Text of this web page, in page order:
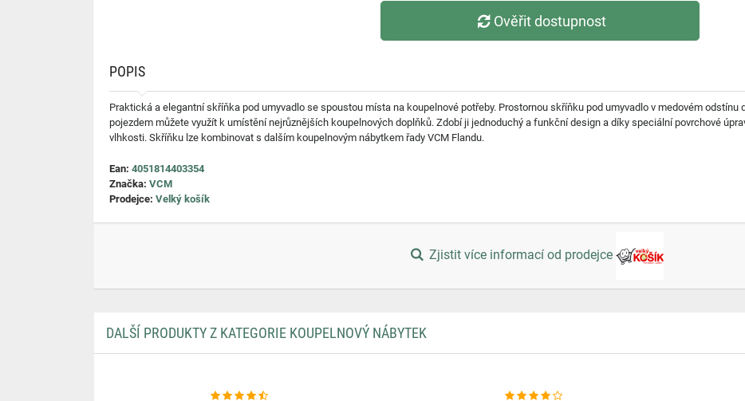
Ověřit dostupnost
POPIS
Praktická a elegantní skříňka pod umyvadlo se spoustou místa na koupelnové potřeby. Prostornou skříňku pod umyvadlo v medovém odstínu
pojezdem můžete využít k umístění nejrůznějších koupelnových doplňků. Zdobí ji jednoduchý a funkční design a díky speciální povrchové
vlhkosti. Skříňku lze kombinovat s dalším koupelnovým nábytkem řady VCM Flandu.
Ean: 4051814403354
Značka: VCM
Prodejce: Velký košík
Zjistit více informací od prodejce
DALŠÍ PRODUKTY Z KATEGORIE KOUPELNOVÝ NÁBYTEK